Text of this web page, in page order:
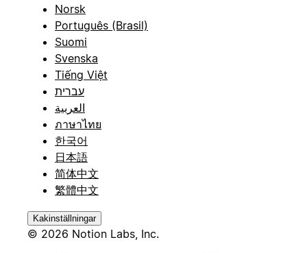
Norsk
Português (Brasil)
Suomi
Svenska
Tiếng Việt
עברית
العربية
ภาษาไทย
한국어
日本語
简体中文
繁體中文
Kakinställningar
© 2026 Notion Labs, Inc.